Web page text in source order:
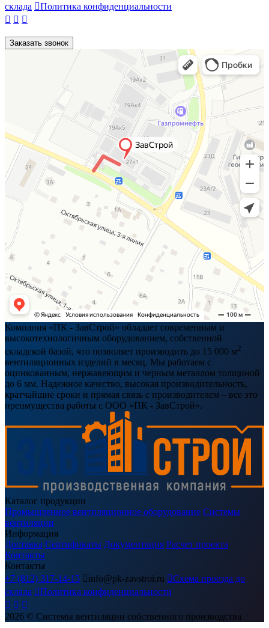
склада Политика конфиденциальности
  
Заказать звонок
Компания «ПК - ЗавСтрой» обладает современным и
высокотехнологичным оборудованием, собственной
складской базой, что позволяет производить до 15 000 м2
вентиляционных изделий в месяц. Мы работаем с
оцинкованным, нержавеющим и черным металлом толщиной
до 6 мм. Надежное качество, высокая производительность,
кратчайшие сроки и прямая связь с производителем – все это
преимущества работы с ООО «ПК - ЗавСтрой».
Каталог продукции
Промышленное вентиляционное оборудование Системы
вентиляции
Информация
Доставка Сертификаты Документация Расчет проекта
Контакты
Контакты
+7 (812) 317-14-15  info@pk-zavstroi.ru Схема проезда до
склада Политика конфиденциальности
  
2026 © Системы вентиляции собственного производства